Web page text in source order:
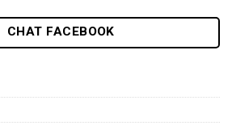
CHAT FACEBOOK